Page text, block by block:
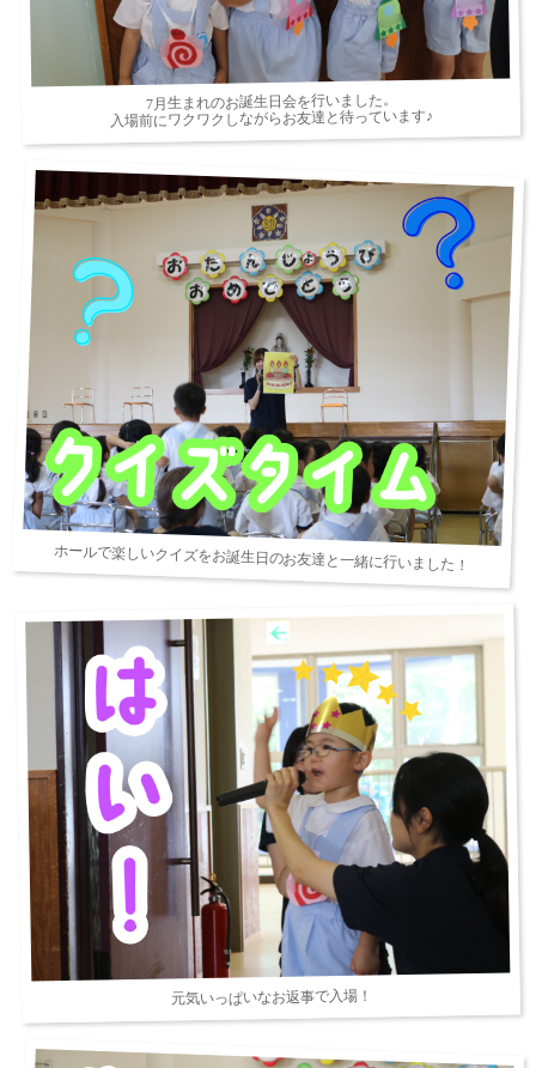
7月生まれのお誕生日会を行いました。
入場前にワクワクしながらお友達と待っています♪
ホールで楽しいクイズをお誕生日のお友達と一緒に行いました！
元気いっぱいなお返事で入場！